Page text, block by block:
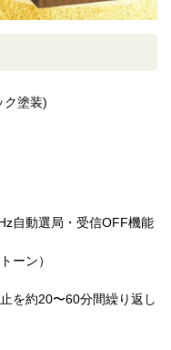
ク塗装)
自動選局・受信OFF機能
ーン）
を約20〜60分間繰り返し